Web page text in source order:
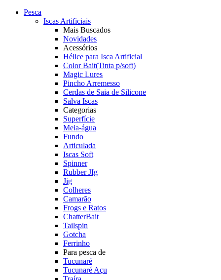
Pesca
Iscas Artificiais
Mais Buscados
Novidades
Acessórios
Hélice para Isca Artificial
Color Bait(Tinta p/soft)
Magic Lures
Pincho Arremesso
Cerdas de Saia de Silicone
Salva Iscas
Categorias
Superfície
Meia-água
Fundo
Articulada
Iscas Soft
Spinner
Rubber JIg
Jig
Colheres
Camarão
Frogs e Ratos
ChatterBait
Tailspin
Gotcha
Ferrinho
Para pesca de
Tucunaré
Tucunaré Açu